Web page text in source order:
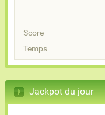
Score
Temps
Jackpot du jour